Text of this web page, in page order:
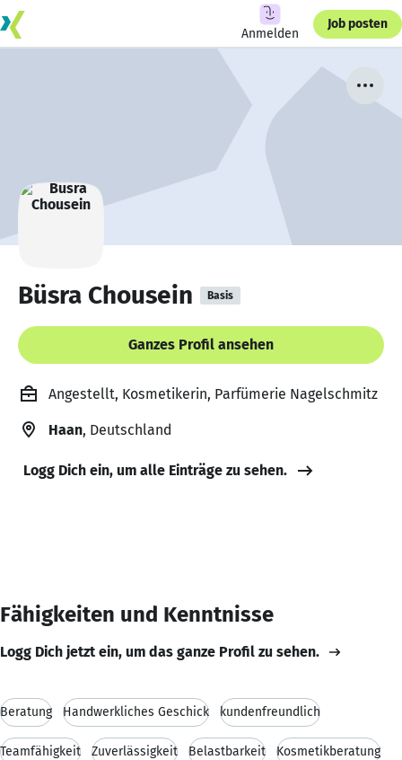
Anmelden
Job posten
Büsra Chousein Basis
Ganzes Profil ansehen
Angestellt, Kosmetikerin, Parfümerie Nagelschmitz
Haan, Deutschland
Logg Dich ein, um alle Einträge zu sehen.
Fähigkeiten und Kenntnisse
Logg Dich jetzt ein, um das ganze Profil zu sehen.
Beratung Handwerkliches Geschick kundenfreundlich
Teamfähigkeit Zuverlässigkeit Belastbarkeit Kosmetikberatung